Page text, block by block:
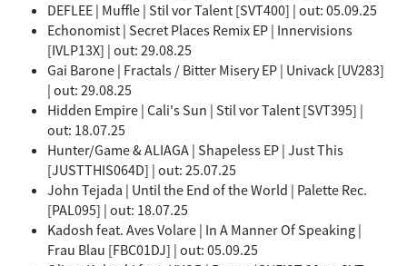
DEFLEE | Muffle | Stil vor Talent [SVT400] | out: 05.09.25
Echonomist | Secret Places Remix EP | Innervisions
[IVLP13X] | out: 29.08.25
Gai Barone | Fractals / Bitter Misery EP | Univack [UV283]
| out: 29.08.25
Hidden Empire | Cali's Sun | Stil vor Talent [SVT395] |
out: 18.07.25
Hunter/Game & ALIAGA | Shapeless EP | Just This
[JUSTTHIS064D] | out: 25.07.25
John Tejada | Until the End of the World | Palette Rec.
[PAL095] | out: 18.07.25
Kadosh feat. Aves Volare | In A Manner Of Speaking |
Frau Blau [FBC01DJ] | out: 05.09.25